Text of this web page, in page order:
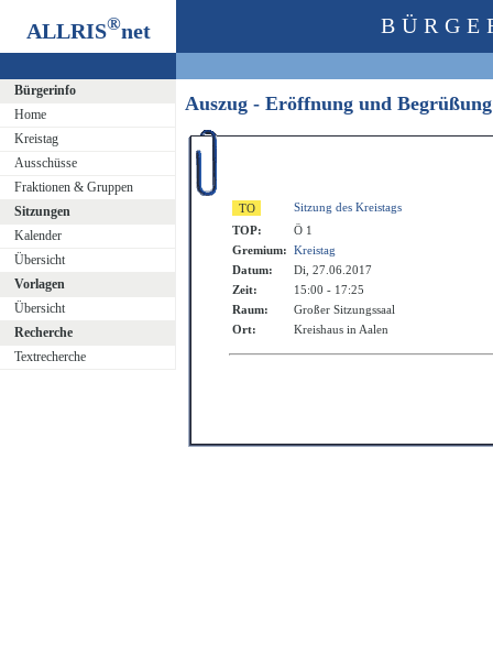
ALLRIS®net
Bürgerinfo
Home
Kreistag
Ausschüsse
Fraktionen & Gruppen
Sitzungen
Kalender
Übersicht
Vorlagen
Übersicht
Recherche
Textrecherche
Auszug - Eröffnung und
Sitzung des Kreistags
TOP:
Ö 1
Gremium: Kreistag
Datum:
Di, 27.06.2017
Zeit:
15:00 - 17:25
Raum:
Großer Sitzungssaal
Ort:
Kreishaus in Aalen